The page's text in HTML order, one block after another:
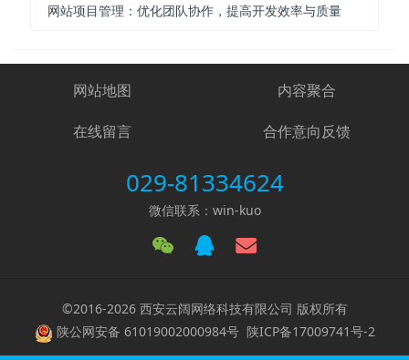
网站项目管理：优化团队协作，提高开发效率与质量
网站地图 内容聚合
在线留言 合作意向反馈
029-81334624
微信联系：win-kuo
©2016-2026 西安云阔网络科技有限公司 版权所有
陕公网安备 61019002000984号 陕ICP备17009741号-2